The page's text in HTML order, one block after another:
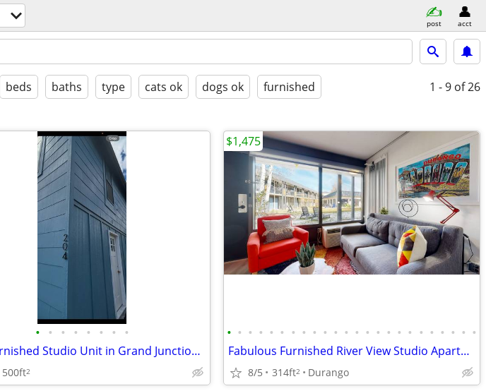
post acct
beds baths type cats ok dogs ok furnished 1 - 9 of 26
• • • • • • • •
Cozy Furnished Studio Unit in Grand Junction | 1 Bath | $1850/month
500ft2
• • • • • • • • • • • • • • • • • • • • • • • •
Fabulous Furnished River View Studio Apartment Available in Downtown!
8/5 314ft2 Durango
$1,475